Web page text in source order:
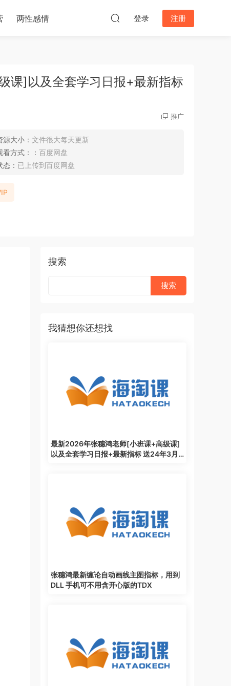
两性感情 登录 注册
课]以及全套学习日报+最新指标
推广
源大小： 文件很大每天更新
看方式：： 百度网盘
态： 已上传到百度网盘
搜索
我猜想你还想找
最新2026年张穗鸿老师[小班课+高级课]
以及全套学习日报+最新指标 送24年3月
张穗鸿最新缠论自动画线主图指标，用到
DLL 手机可不用含开心版的TDX